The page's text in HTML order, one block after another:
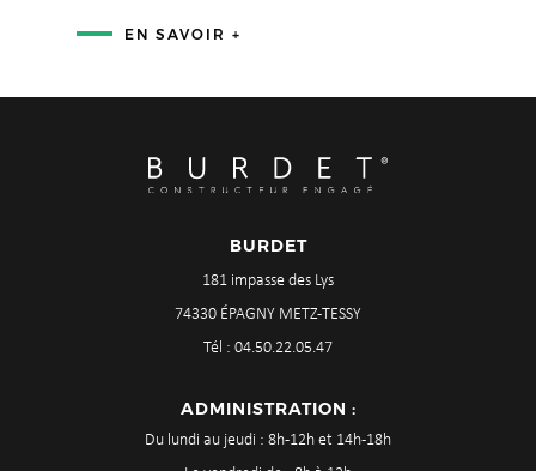
EN SAVOIR +
BURDET
181 impasse des Lys
74330 ÉPAGNY METZ-TESSY
Tél : 04.50.22.05.47
ADMINISTRATION :
Du lundi au jeudi : 8h-12h et 14h-18h